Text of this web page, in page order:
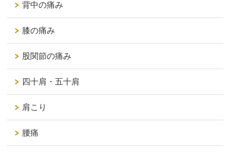
背中の痛み
膝の痛み
股関節の痛み
四十肩・五十肩
肩こり
腰痛